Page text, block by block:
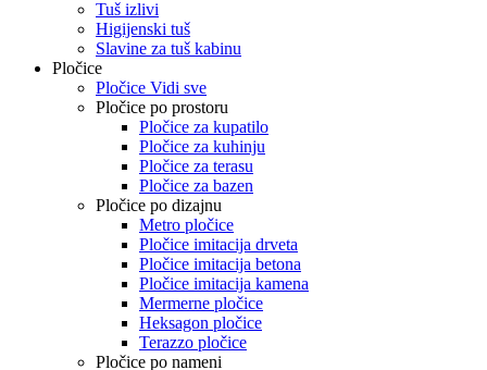
Tuš izlivi
Higijenski tuš
Slavine za tuš kabinu
Pločice
Pločice Vidi sve
Pločice po prostoru
Pločice za kupatilo
Pločice za kuhinju
Pločice za terasu
Pločice za bazen
Pločice po dizajnu
Metro pločice
Pločice imitacija drveta
Pločice imitacija betona
Pločice imitacija kamena
Mermerne pločice
Heksagon pločice
Terazzo pločice
Pločice po nameni